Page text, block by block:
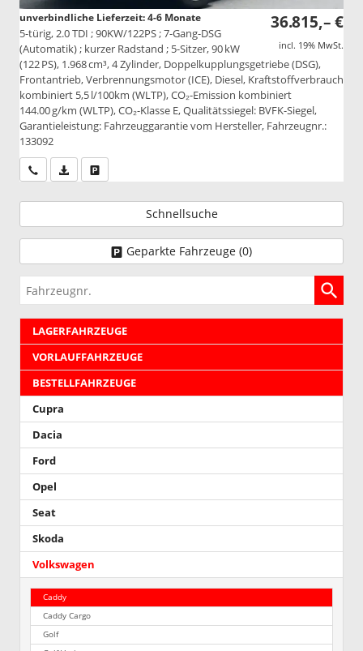
36.815,– €
incl. 19% MwSt.
unverbindliche Lieferzeit: 4-6 Monate
5-türig, 2.0 TDI ; 90KW/122PS ; 7-Gang-DSG
(Automatik) ; kurzer Radstand ; 5-Sitzer, 90 kW
(122 PS), 1.968 cm³, 4 Zylinder, Doppelkupplungsgetriebe (DSG),
Frontantrieb, Verbrennungsmotor (ICE), Diesel, Kraftstoffverbrauch
kombiniert 5,5 l/100km (WLTP), CO₂-Emission kombiniert
144.00 g/km (WLTP), CO₂-Klasse E, Qualitätssiegel: BVFK-Siegel,
Garantieleistung: Fahrzeuggarantie vom Hersteller, Fahrzeugnr.:
133092
Wir rufen Sie anPDF-Datei, Fahrzeugexposé drucken
Schnellsuche
Geparkte Fahrzeuge (0)
Fahrzeugnr.
LAGERFAHRZEUGE
VORLAUFFAHRZEUGE
BESTELLFAHRZEUGE
Cupra
Dacia
Ford
Opel
Seat
Skoda
Volkswagen
Caddy
Caddy Cargo
Golf